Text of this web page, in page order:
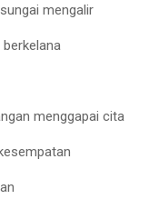
mengalir
menggapai cita